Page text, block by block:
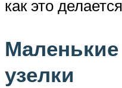
как это
узелки